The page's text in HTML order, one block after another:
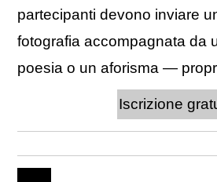
partecipanti devono inviare
fotografia accompagnata da
poesia o un aforisma —
Iscrizione